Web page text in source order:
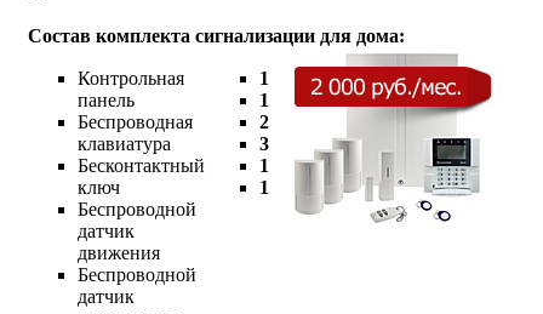
Cостав комплекта сигнализации для дома:
Контрольная
панель
Беспроводная
клавиатура
Бесконтактный
ключ
Беспроводной
датчик
движения
Беспроводной
датчик
1
1
2
3
1
1